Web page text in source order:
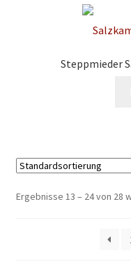
Steppmieder
Ergebnisse 13 – 24 von 28